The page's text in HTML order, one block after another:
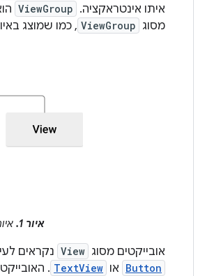
איתו אינטראקציה. ‫ ViewGroup
מסוג ViewGroup , כמו שמוצג באיור
איור 1.
אובייקטים מסוג View נקראים
Button או TextView
.